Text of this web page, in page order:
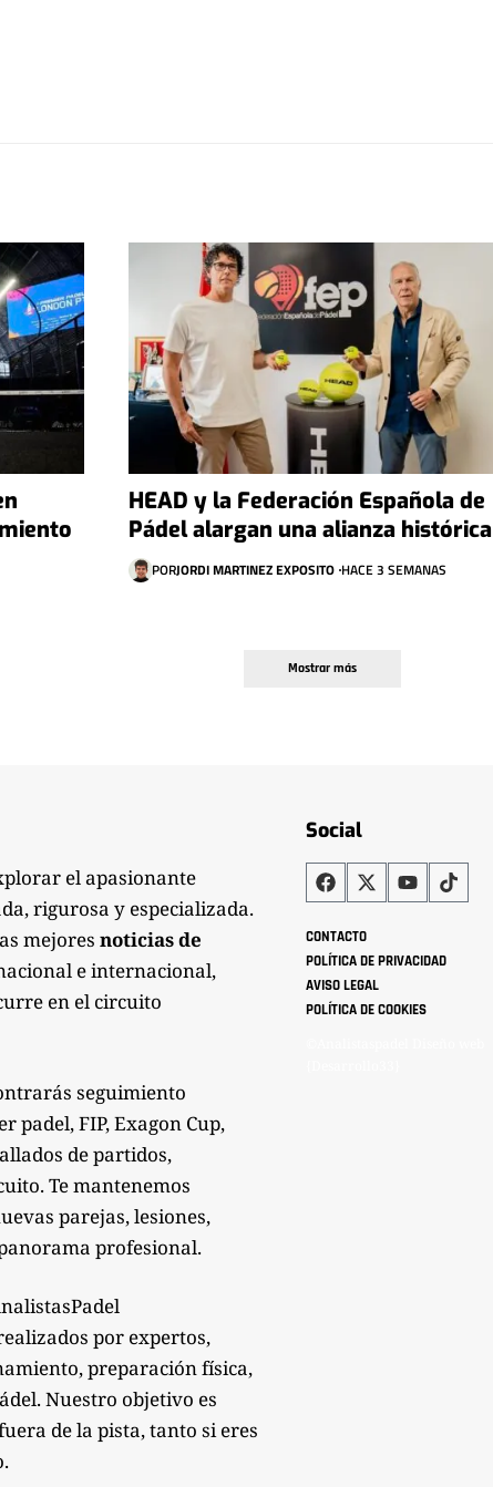
HEAD y la Federación Española de
Pádel alargan una alianza histórica
PORJORDI MARTINEZ EXPOSITO HACE 3 SEMANAS
Mostrar más
el apasionante
rigurosa y especializada.
mejores noticias de
e internacional,
en el circuito
seguimiento
padel, FIP, Exagon Cup,
de partidos,
Te mantenemos
parejas, lesiones,
profesional.
por expertos,
preparación física,
Nuestro objetivo es
de la pista, tanto si eres
Social
CONTACTO
POLÍTICA DE PRIVACIDAD
AVISO LEGAL
POLÍTICA DE COOKIES